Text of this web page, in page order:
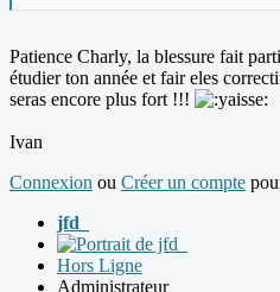
Patience Charly, la blessure fait
étudier ton année et fair eles
seras encore plus fort !!!
Ivan
Connexion ou Créer un compte
jfd_
Hors Ligne
Administrateur